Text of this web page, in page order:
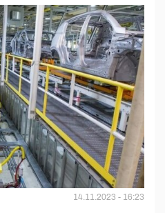
14.11.2023 - 16:23